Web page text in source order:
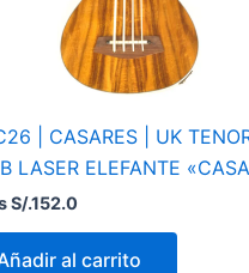
| CASARES | UK
LASER ELEFANTE
S/.152.0
al carrito